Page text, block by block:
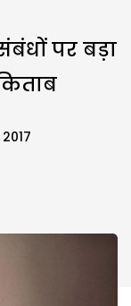
पर बड़ा